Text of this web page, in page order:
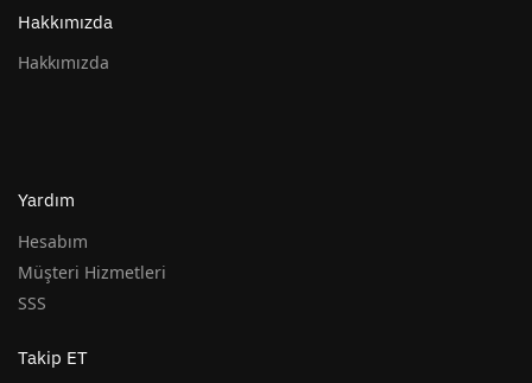
Hakkımızda
Hakkımızda
Yardım
Hesabım
Müşteri Hizmetleri
SSS
Takip ET